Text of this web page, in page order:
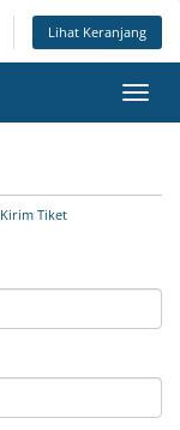
Lihat Keranjang
Kirim Tiket